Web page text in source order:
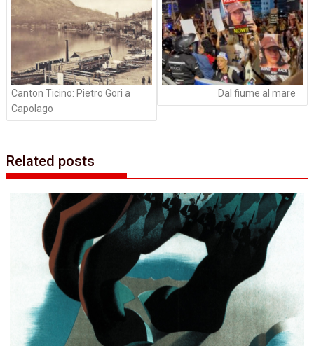
Canton Ticino: Pietro Gori a
Capolago
Dal fiume al mare
Related posts